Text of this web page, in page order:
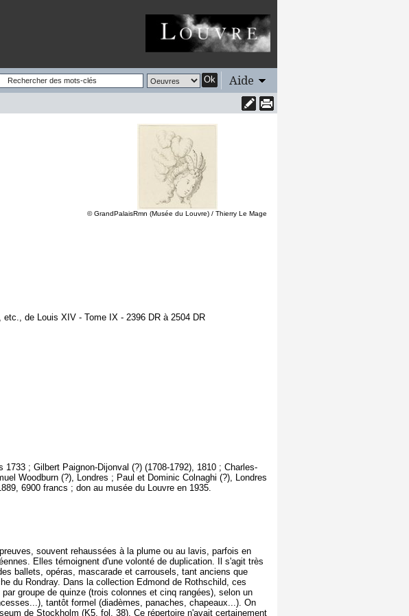
Ok Aide
© GrandPalaisRmn (Musée du Louvre) / Thierry Le Mage
de Louis XIV - Tome IX - 2396 DR à 2504 DR
; Gilbert Paignon-Dijonval (?) (1708-1792), 1810 ; Charles-
Woodburn (?), Londres ; Paul et Dominic Colnaghi (?), Londres
6900 francs ; don au musée du Louvre en 1935.
souvent rehaussées à la plume ou au lavis, parfois en
Elles témoignent d'une volonté de duplication. Il s'agit très
ballets, opéras, mascarade et carrousels, tant anciens que
du Rondray. Dans la collection Edmond de Rothschild, ces
groupe de quinze (trois colonnes et cinq rangées), selon un
tantôt formel (diadèmes, panaches, chapeaux...). On
de Stockholm (K5, fol. 38). Ce répertoire n'avait certainement